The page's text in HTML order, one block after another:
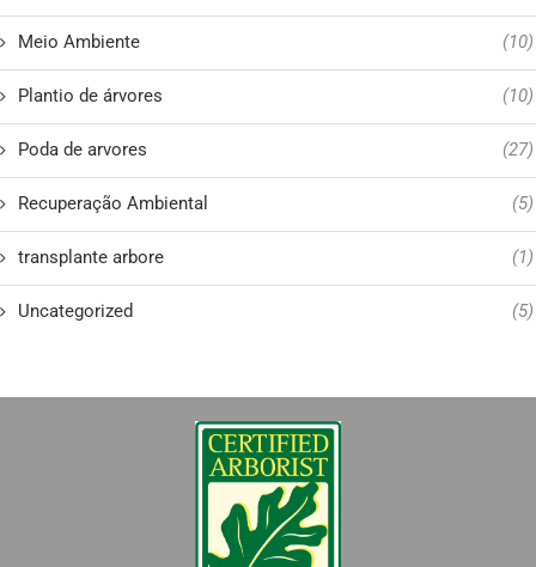
Meio Ambiente (10)
Plantio de árvores (10)
Poda de arvores (27)
Recuperação Ambiental (5)
transplante arbore (1)
Uncategorized (5)